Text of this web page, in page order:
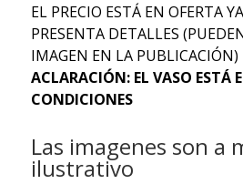
EL PRECIO ESTÁ EN OFERTA
PRESENTA DETALLES
IMAGEN EN LA PUBLICACIÓN)
ACLARACIÓN: EL VASO ESTÁ
CONDICIONES
Las imagenes son a
ilustrativo